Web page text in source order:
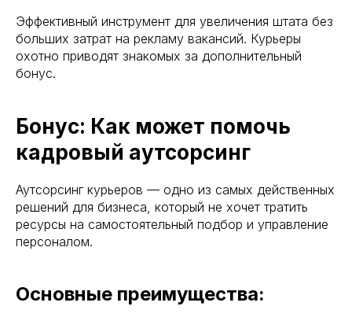
Эффективный инструмент для увеличения штата без
больших затрат на рекламу вакансий. Курьеры
охотно приводят знакомых за дополнительный
бонус.
Бонус: Как может помочь
кадровый аутсорсинг
Аутсорсинг курьеров — одно из самых действенных
решений для бизнеса, который не хочет тратить
ресурсы на самостоятельный подбор и управление
персоналом.
Основные преимущества: